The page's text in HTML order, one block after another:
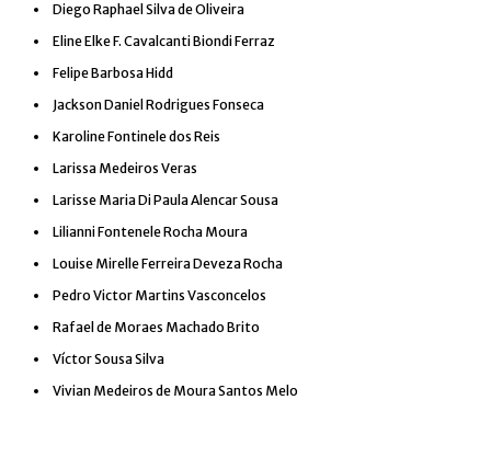
Diego Raphael Silva de Oliveira
Eline Elke F. Cavalcanti Biondi Ferraz
Felipe Barbosa Hidd
Jackson Daniel Rodrigues Fonseca
Karoline Fontinele dos Reis
Larissa Medeiros Veras
Larisse Maria Di Paula Alencar Sousa
Lilianni Fontenele Rocha Moura
Louise Mirelle Ferreira Deveza Rocha
Pedro Victor Martins Vasconcelos
Rafael de Moraes Machado Brito
Víctor Sousa Silva
Vivian Medeiros de Moura Santos Melo